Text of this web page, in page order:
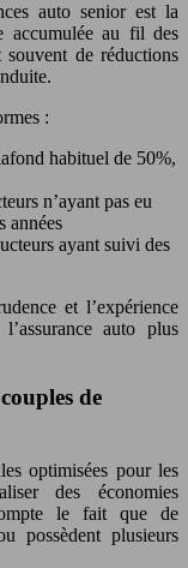
auto senior est la
accumulée au fil des
souvent de réductions
:
habituel de 50%,
n’ayant pas eu
années
ayant suivi des
et l’expérience
auto plus
de
optimisées pour les
des économies
le fait que de
possèdent plusieurs